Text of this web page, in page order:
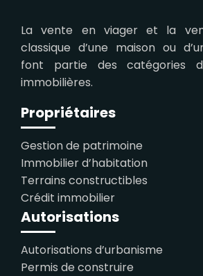
La vente en viager et la
classique d’une maison ou
font partie des catégories
immobilières.
Propriétaires
Gestion de patrimoine
Immobilier d’habitation
Terrains constructibles
Crédit immobilier
Autorisations
Autorisations d’urbanisme
Permis de construire